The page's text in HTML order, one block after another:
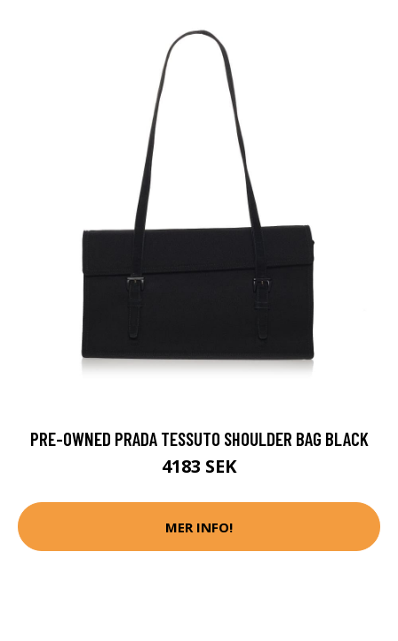
PRE-OWNED PRADA TESSUTO SHOULDER BAG BLACK
4183 SEK
MER INFO!